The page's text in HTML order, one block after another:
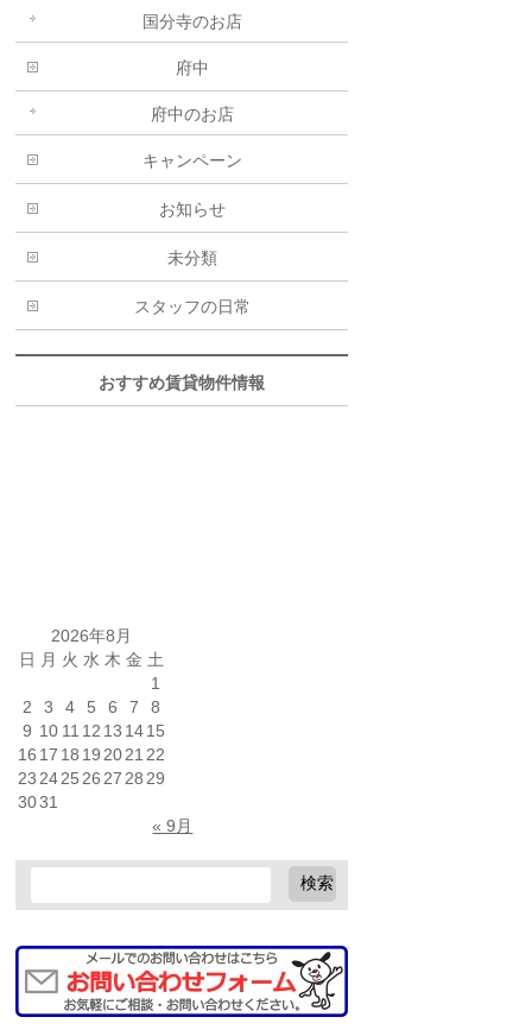
国分寺のお店
府中
府中のお店
キャンペーン
お知らせ
未分類
スタッフの日常
おすすめ賃貸物件情報
2026年8月
日 月 火 水 木 金 土
1
2
3 4 5 6 7
8
9 10 11 12 13 1415
16 17 18 19 2021 22
23 2425 26 27 28 29
3031
« 9月